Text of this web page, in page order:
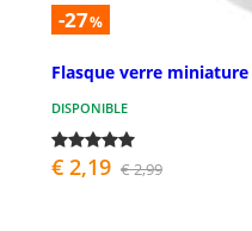
-27%
Flasque verre miniature
DISPONIBLE
€ 2,19 € 2,99